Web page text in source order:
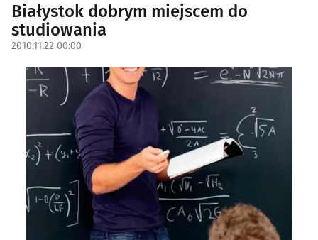
Białystok dobrym miejscem do
studiowania
2010.11.22 00:00